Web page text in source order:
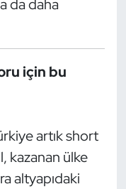
da daha
için bu
artık short
kazanan ülke
altyapıdaki